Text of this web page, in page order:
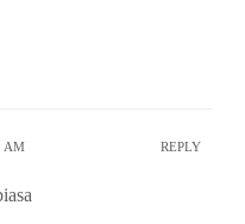
AM REPLY